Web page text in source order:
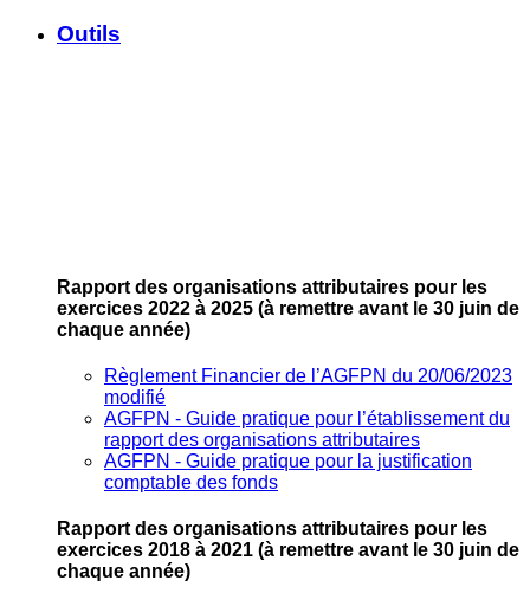
Outils
Rapport des organisations attributaires pour les
exercices 2022 à 2025 (à remettre avant le 30 juin de
chaque année)
Règlement Financier de l’AGFPN du 20/06/2023
modifié
AGFPN ‐ Guide pratique pour l’établissement du
rapport des organisations attributaires
AGFPN ‐ Guide pratique pour la justification
comptable des fonds
Rapport des organisations attributaires pour les
exercices 2018 à 2021 (à remettre avant le 30 juin de
chaque année)